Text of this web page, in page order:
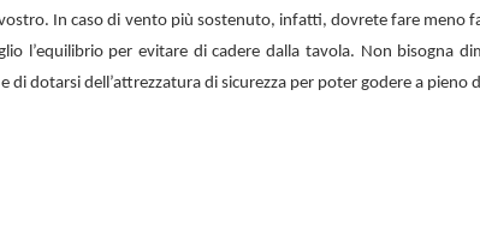
In caso di vento più sostenuto, infatti, dovrete fare meno
l’equilibrio per evitare di cadere dalla tavola. Non bisogna
di dotarsi dell’attrezzatura di sicurezza per poter godere a pieno